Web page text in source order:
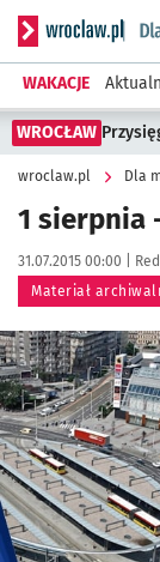
Serwis
WAKACJE
WROCŁAW
wroclaw.pl Dla
1 sierpnia
Data publikacji:
31.07.2015 00:00 |
Materiał
Kliknij, aby